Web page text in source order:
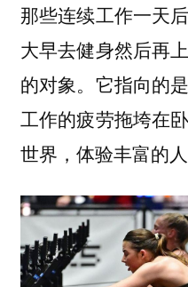
那些连续工作一天
大早去健身然后再
的对象。它指向的
工作的疲劳拖垮在
世界，体验丰富的人